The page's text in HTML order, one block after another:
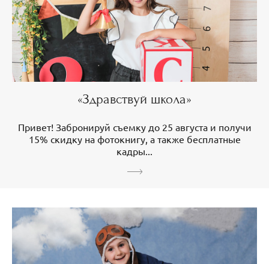
«Здравствуй школа»
Привет! Забронируй съемку до 25 августа и получи
15% скидку на фотокнигу, а также бесплатные
кадры...